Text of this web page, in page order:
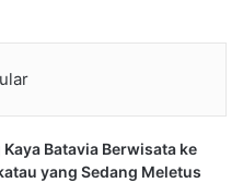
Kaya Batavia Berwisata ke
yang Sedang Meletus